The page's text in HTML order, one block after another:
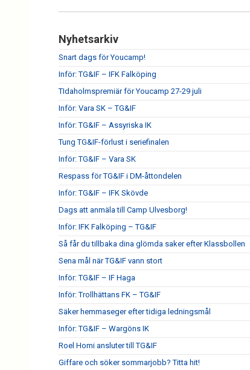
Nyhetsarkiv
Snart dags för Youcamp!
Inför: TG&IF – IFK Falköping
TIdaholmspremiär för Youcamp 27-29 juli
Inför: Vara SK – TG&IF
Inför: TG&IF – Assyriska IK
Tung TG&IF-förlust i seriefinalen
Inför: TG&IF – Vara SK
Respass för TG&IF i DM-åttondelen
Inför: TG&IF – IFK Skövde
Dags att anmäla till Camp Ulvesborg!
Inför: IFK Falköping – TG&IF
Så får du tillbaka dina glömda saker efter Klassbollen
Sena mål när TG&IF vann stort
Inför: TG&IF – IF Haga
Inför: Trollhättans FK – TG&IF
Säker hemmaseger efter tidiga ledningsmål
Inför: TG&IF – Wargöns IK
Roel Homi ansluter till TG&IF
Giffare och söker sommarjobb? Titta hit!